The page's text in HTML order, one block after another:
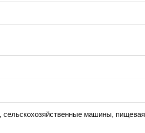
машины, пищевая